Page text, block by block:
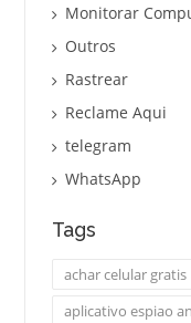
Monitorar
Outros
Rastrear
Reclame Aqui
telegram
WhatsApp
Tags
achar celular gratis
aplicativo espiao